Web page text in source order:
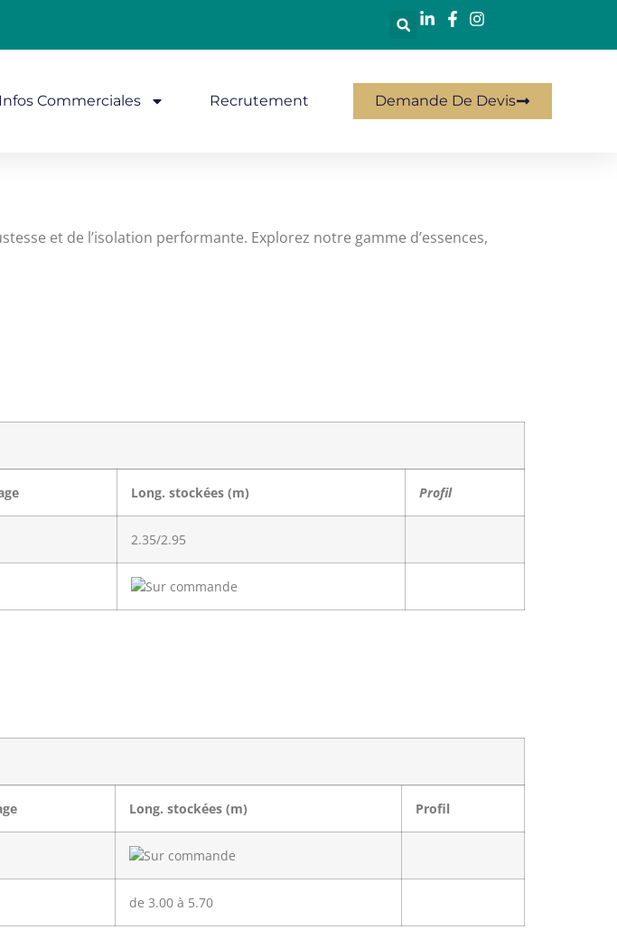
Infos Commerciales Recrutement Demande De Devis
et de l’isolation performante. Explorez notre gamme d’essences,
Long. stockées (m) Profil
2.35/2.95
Long. stockées (m) Profil
de 3.00 à 5.70